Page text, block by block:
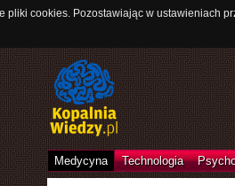
pliki cookies. Pozostawiając w ustawieniach
Medycyna Technologia